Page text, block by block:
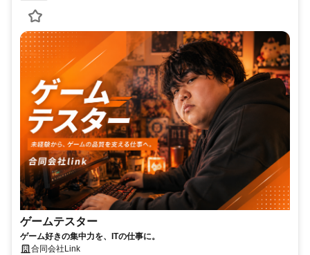
ゲームテスター
ゲーム好きの集中力を、ITの仕事に。
合同会社Link